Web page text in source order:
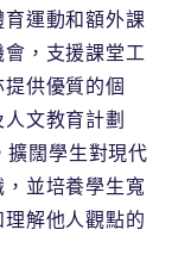
運動和額外課
，支援課堂工
供優質的個
文教育計劃
擴闊學生對現代
並培養學生寬
解他人觀點的